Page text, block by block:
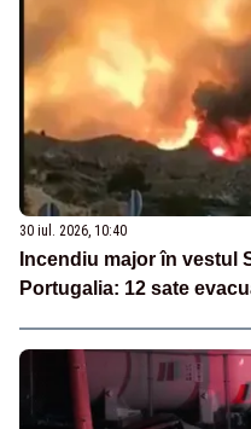
30 iul. 2026, 10:40
Incendiu major în vestul
Portugalia: 12 sate